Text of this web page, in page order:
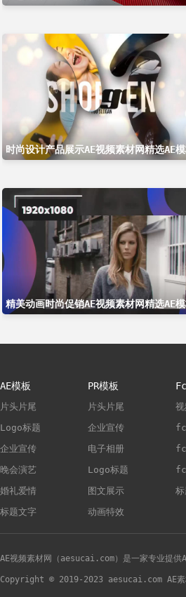
时尚设计产品展示AE视频素材网精选AE
精美动画时尚促销AE视频素材网精选AE
AE模板
片头片尾
Logo标题
企业宣传
晚会演艺
婚礼爱情
标题文字
PR模板
片头片尾
企业宣传
电子相册
Logo标题
图文展示
动画特效
AE视频素材网（aesucai.com）是一家专业提供
Copyright © 2019-2023 aesucai.com AE素